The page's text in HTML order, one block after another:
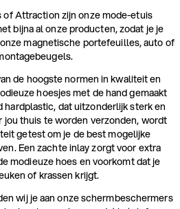
of Attraction zijn onze mode-etuis
bijna al onze producten, zodat je je
magnetische portefeuilles, auto of
de hoogste normen in kwaliteit en
hoesjes met de hand gemaakt
hardplastic, dat uitzonderlijk sterk en
jou thuis te worden verzonden, wordt
getest om je de best mogelijke
Een zachte inlay zorgt voor extra
modieuze hoes en voorkomt dat je
of krassen krijgt.
wij je aan onze schermbeschermers